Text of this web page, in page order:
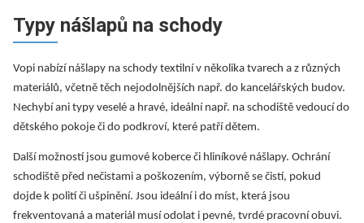
Typy nášlapů na schody
Vopi nabízí nášlapy na schody textilní v několika tvarech a z různých
materiálů, včetně těch nejodolnějších např. do kancelářských budov.
Nechybí ani typy veselé a hravé, ideální např. na schodiště vedoucí do
dětského pokoje či do podkroví, které patří dětem.
Další možností jsou gumové koberce či hliníkové nášlapy. Ochrání
schodiště před nečistami a poškozením, výborně se čistí, pokud
dojde k polití či ušpinění. Jsou ideální i do míst, která jsou
frekventovaná a materiál musí odolat i pevné, tvrdé pracovní obuvi.